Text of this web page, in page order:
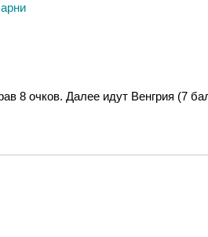
8 очков. Далее идут Венгрия (7